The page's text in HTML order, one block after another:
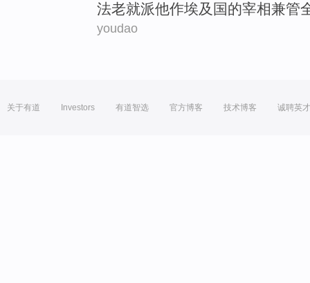
法老就派他作埃及国的宰相兼管
youdao
关于有道 Investors 有道智选 官方博客 技术博客 诚聘英才